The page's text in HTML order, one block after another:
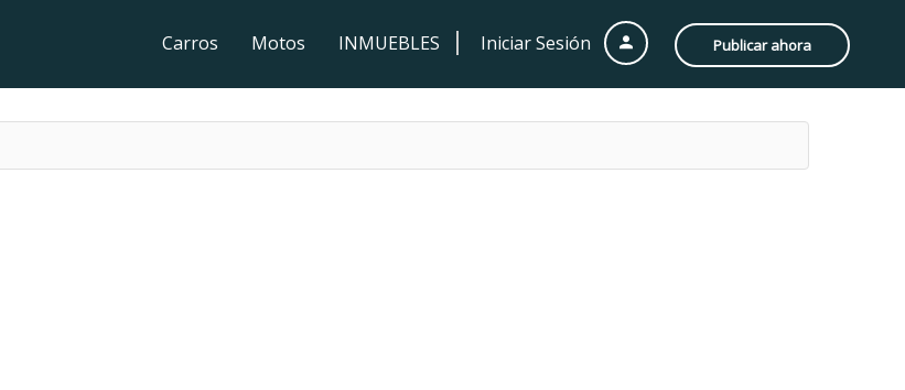
Iniciar Sesión Publicar ahora
Carros Motos INMUEBLES